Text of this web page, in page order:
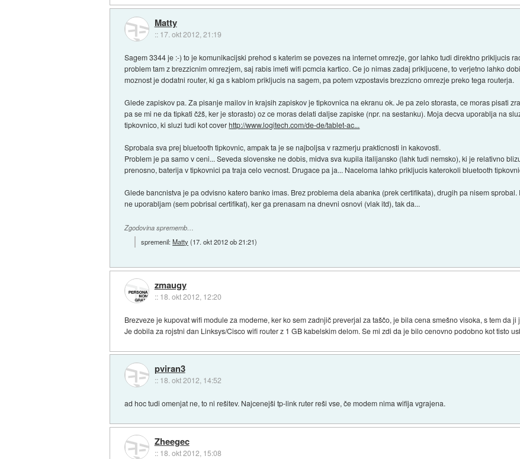
Matty
:: 17. okt 2012, 21:19
Sagem 3344 je :-) to je komunikacijski prehod s katerim se povezes na internet omrezje, gor lahko tudi direktno prikljucis
problem tam z brezzicnim omrezjem, saj rabis imeti wifi pcmcia kartico. Ce jo nimas zadaj prikljucene, to verjetno lahko
moznost je dodatni router, ki ga s kablom prikljucis na sagem, pa potem vzpostavis brezzicno omrezje preko tega routerja.
Glede zapiskov pa. Za pisanje mailov in krajsih zapiskov je tipkovnica na ekranu ok. Je pa zelo storasta, ce moras pisati
pa se mi ne da tipkati čžš, ker je storasto) oz ce moras delati daljse zapiske (npr. na sestanku). Moja decva uporablja na
tipkovnico, ki sluzi tudi kot coverhttp://www.logitech.com/de-de/tablet-ac...
Sprobala sva prej bluetooth tipkovnic, ampak ta je se najboljsa v razmerju prakticnosti in kakovosti.
Problem je pa samo v ceni... Seveda slovenske ne dobis, midva sva kupila italijansko (lahk tudi nemsko), ki je relativno
prenosno, baterija v tipkovnici pa traja celo vecnost. Drugace pa ja... Naceloma lahko prikljucis katerokoli bluetooth
Glede bancnistva je pa odvisno katero banko imas. Brez problema dela abanka (prek certifikata), drugih pa nisem
ne uporabljam (sem pobrisal certifikat), ker ga prenasam na dnevni osnovi (vlak itd), tak da...
Zgodovina sprememb…
spremenil:Matty (17. okt 2012 ob 21:21)
zmaugy
:: 18. okt 2012, 12:20
Brezveze je kupovat wifi module za modeme, ker ko sem zadnjič preverjal za taščo, je bila cena smešno visoka, s tem da
Je dobila za rojstni dan Linksys/Cisco wifi router z 1 GB kabelskim delom. Se mi zdi da je bilo cenovno podobno kot tisto
pviran3
:: 18. okt 2012, 14:52
ad hoc tudi omenjat ne, to ni rešitev. Najcenejši tp-link ruter reši vse, če modem nima wifija vgrajena.
Zheegec
:: 18. okt 2012, 15:08